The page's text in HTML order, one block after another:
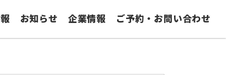
お知らせ 企業情報 ご予約・お問い合わせ